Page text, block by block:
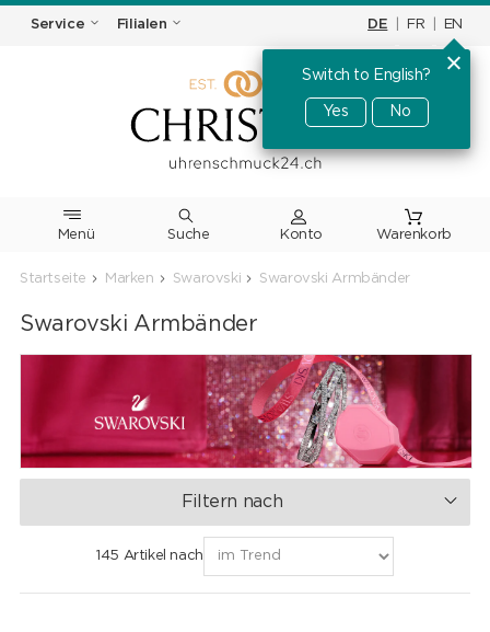
Service Filialen DE FR EN
Switch to English?
Yes No
Menü Suche Warenkorb
Startseite Marken Swarovski Swarovski Armbänder
Swarovski Armbänder
Filtern nach
145 Artikel nach